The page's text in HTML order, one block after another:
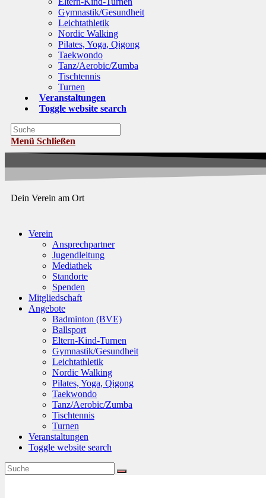
Gymnastik/Gesundheit
Leichtathletik
Nordic Walking
Pilates, Yoga, Qigong
Taekwondo
Tanz/Aerobic/Zumba
Tischtennis
Turnen
Veranstaltungen
Toggle website search
Menü Schließen
Dein Verein am Ort
Verein
Ansprechpartner
Jugendleitung
Mediathek
Standorte
Spenden
Mitgliedschaft
Angebote
Badminton (BVE)
Ballsport
Eltern-Kind-Turnen
Gymnastik/Gesundheit
Leichtathletik
Nordic Walking
Pilates, Yoga, Qigong
Taekwondo
Tanz/Aerobic/Zumba
Tischtennis
Turnen
Veranstaltungen
Toggle website search